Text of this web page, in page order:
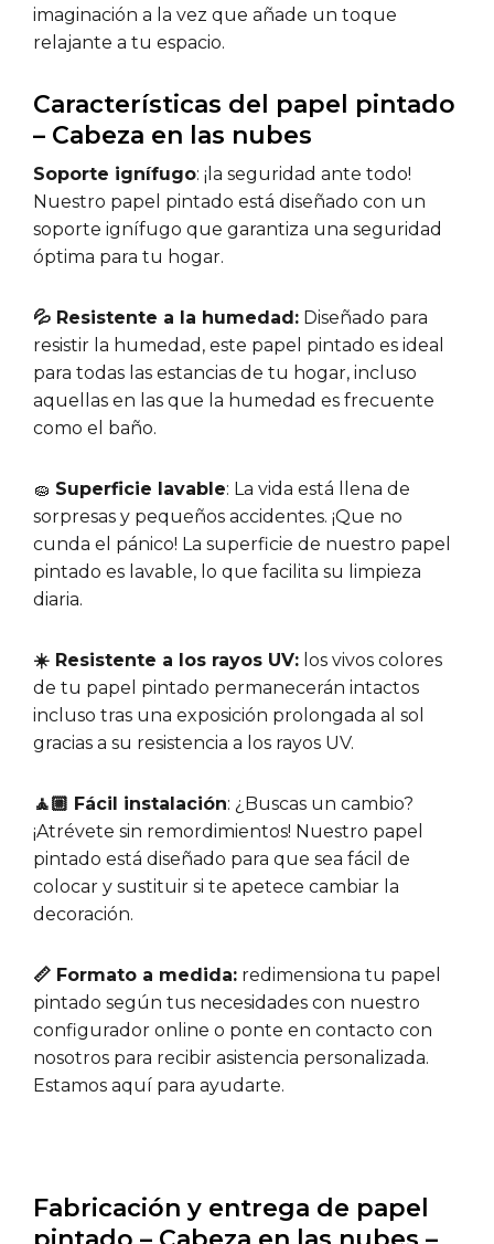
imaginación a la vez que añade un toque
relajante a tu espacio.
Características del papel pintado
– Cabeza en las nubes
Soporte ignífugo: ¡la seguridad ante todo!
Nuestro papel pintado está diseñado con un
soporte ignífugo que garantiza una seguridad
óptima para tu hogar.
💦 Resistente a la humedad: Diseñado para
resistir la humedad, este papel pintado es ideal
para todas las estancias de tu hogar, incluso
aquellas en las que la humedad es frecuente
como el baño.
🧽 Superficie lavable: La vida está llena de
sorpresas y pequeños accidentes. ¡Que no
cunda el pánico! La superficie de nuestro papel
pintado es lavable, lo que facilita su limpieza
diaria.
☀️ Resistente a los rayos UV: los vivos colores
de tu papel pintado permanecerán intactos
incluso tras una exposición prolongada al sol
gracias a su resistencia a los rayos UV.
🧘🏼 Fácil instalación: ¿Buscas un cambio?
¡Atrévete sin remordimientos! Nuestro papel
pintado está diseñado para que sea fácil de
colocar y sustituir si te apetece cambiar la
decoración.
📏 Formato a medida: redimensiona tu papel
pintado según tus necesidades con nuestro
configurador online o ponte en contacto con
nosotros para recibir asistencia personalizada.
Estamos aquí para ayudarte.
Fabricación y entrega de papel